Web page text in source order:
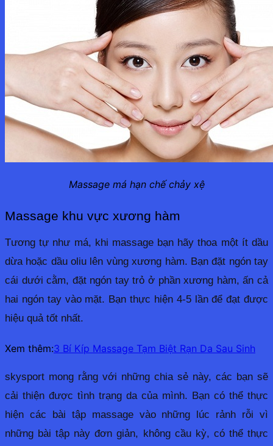
Massage má hạn chế chảy xệ
Massage khu vực xương hàm
Tương tự như má, khi massage bạn hãy thoa một ít dầu
dừa hoặc dầu oliu lên vùng xương hàm. Bạn đặt ngón tay
cái dưới cằm, đặt ngón tay trỏ ở phần xương hàm, ấn cả
hai ngón tay vào mặt. Bạn thực hiện 4-5 lần để đạt được
hiệu quả tốt nhất.
Xem thêm:3 Bí Kíp Massage Tạm Biệt Rạn Da Sau Sinh
skysport mong rằng với những chia sẻ này, các bạn sẽ
cải thiện được tình trạng da của mình. Bạn có thể thực
hiện các bài tập massage vào những lúc rảnh rỗi vì
những bài tập này đơn giản, không cầu kỳ, có thể thực